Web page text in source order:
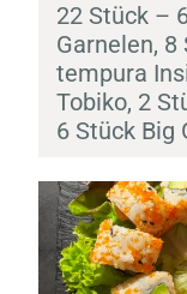
22 Stück –
Garnelen, 8
tempura
Tobiko, 2
6 Stück Big